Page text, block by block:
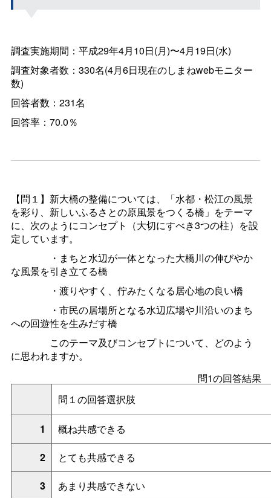
調査実施期間：平成29年4月10日(月)〜4月19日(水)
調査対象者数：330名(4月6日現在のしまねwebモニター
数)
回答者数：231名
回答率：70.0％
【問１】新大橋の整備については、「水都・松江の風景
を彩り、新しいふるさとの原風景をつくる橋」をテーマ
に、次のようにコンセプト（大切にすべき3つの柱）を設
定しています。
・まちと水辺が一体となった大橋川の伸びやか
な風景を引き立てる橋
・渡りやすく、佇みたくなる居心地の良い橋
・市民の居場所となる水辺広場や川沿いのまち
への回遊性を生みだす橋
このテーマ及びコンセプトについて、どのよう
に思われますか。
問1の回答結果
問１の回答選択肢
1 概ね共感できる
2 とても共感できる
3 あまり共感できない